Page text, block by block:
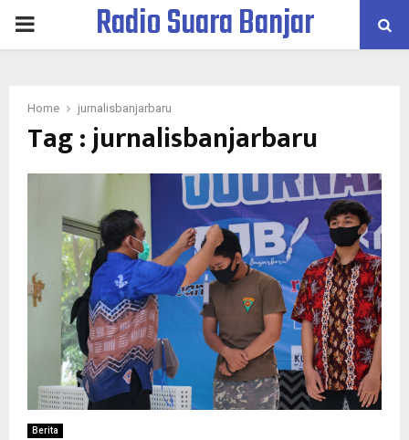
PRIMARYRadio Suara Banjar
Home jurnalisbanjarbaru
Tag : jurnalisbanjarbaru
Berita